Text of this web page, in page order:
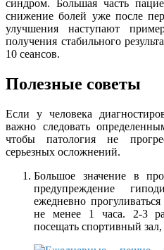
синдром. Большая часть
снижение болей уже после
улучшения наступают
получения стабильного
10 сеансов.
Полезные советы
Если у человека
важно следовать
чтобы патология не
серьезных осложнений.
Большое значение в
предупреждение
ежедневно
не менее 1 часа. 2-3
посещать спортивный зал,